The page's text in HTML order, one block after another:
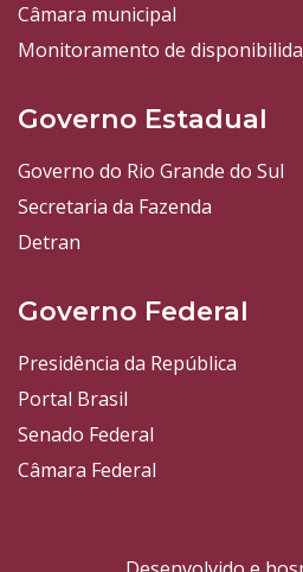
Câmara municipal
Monitoramento de
Governo Estadual
Governo do Rio Grande do Sul
Secretaria da Fazenda
Detran
Governo Federal
Presidência da República
Portal Brasil
Senado Federal
Câmara Federal